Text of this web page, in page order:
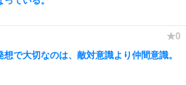
想で大切なのは、敵対意識より仲間意識。